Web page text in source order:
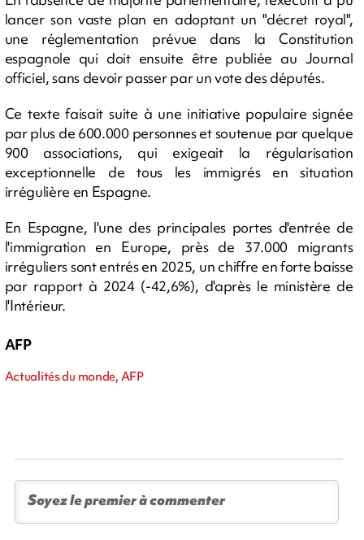
lancer son vaste plan en adoptant un "décret royal",
une réglementation prévue dans la Constitution
espagnole qui doit ensuite être publiée au Journal
officiel, sans devoir passer par un vote des députés.
Ce texte faisait suite à une initiative populaire signée
par plus de 600.000 personnes et soutenue par quelque
900 associations, qui exigeait la régularisation
exceptionnelle de tous les immigrés en situation
irrégulière en Espagne.
En Espagne, l'une des principales portes d'entrée de
l'immigration en Europe, près de 37.000 migrants
irréguliers sont entrés en 2025, un chiffre en forte baisse
par rapport à 2024 (-42,6%), d'après le ministère de
l'Intérieur.
AFP
Actualités du monde, AFP